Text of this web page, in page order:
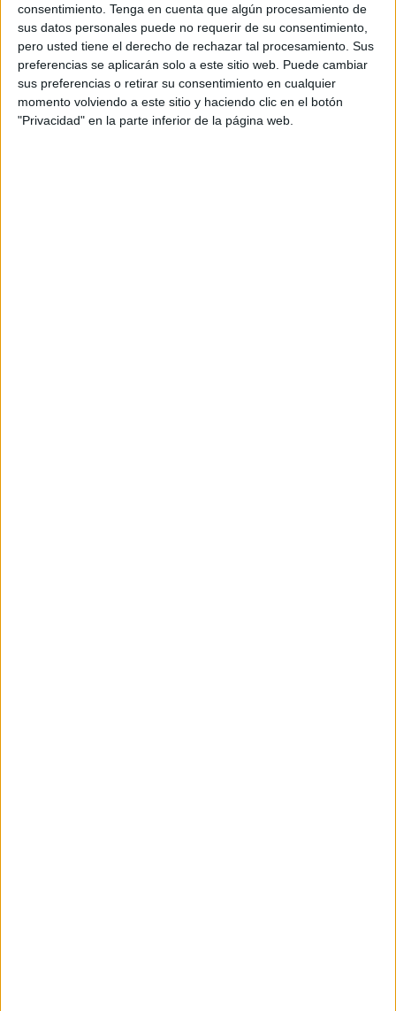
consentimiento. Tenga en cuenta que algún procesamiento de
sus datos personales puede no requerir de su consentimiento,
pero usted tiene el derecho de rechazar tal procesamiento. Sus
preferencias se aplicarán solo a este sitio web. Puede cambiar
sus preferencias o retirar su consentimiento en cualquier
momento volviendo a este sitio y haciendo clic en el botón
"Privacidad" en la parte inferior de la página web.
PLANTILLA PARA LOS
NÚMEROS HASTA EL 10